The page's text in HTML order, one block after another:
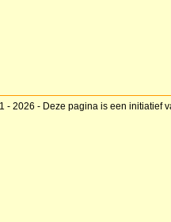
- 2026 - Deze pagina is een initiatief